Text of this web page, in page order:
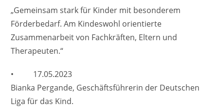
„Gemeinsam stark für Kinder mit besonderem
Förderbedarf. Am Kindeswohl orientierte
Zusammenarbeit von Fachkräften, Eltern und
Therapeuten.“
• 17.05.2023
Bianka Pergande, Geschäftsführerin der Deutschen
Liga für das Kind.